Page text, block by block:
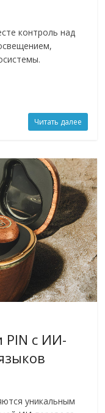
контроль над
Читать далее
с ИИ-
уникальным